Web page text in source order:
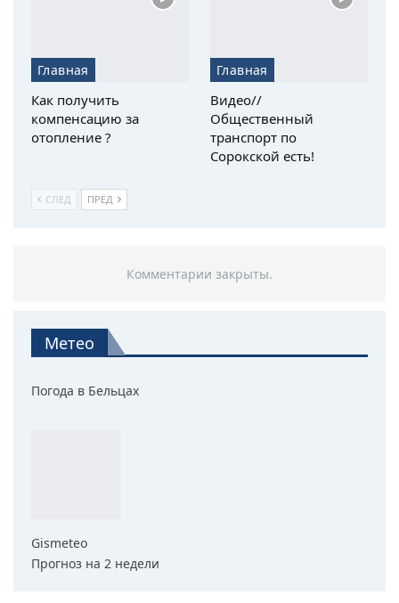
Главная
Как получить
компенсацию за
отопление ?
Главная
Видео//
Общественный
транспорт по
Сорокской есть!
СЛЕД ПРЕД
Комментарии закрыты.
Метео
Погода в Бельцах
Gismeteo
Прогноз на 2 недели